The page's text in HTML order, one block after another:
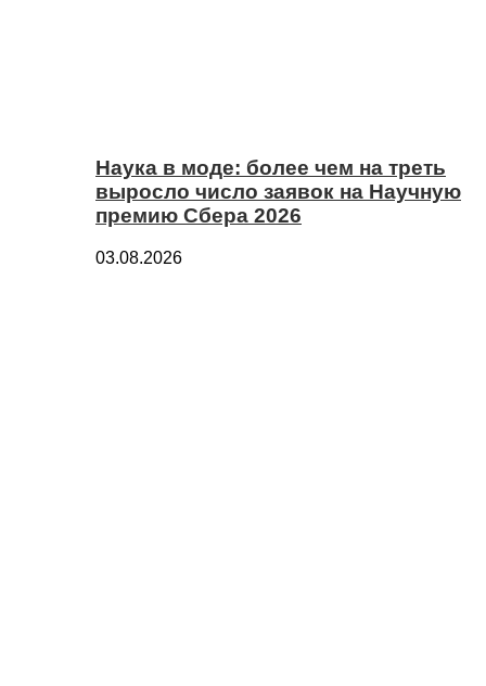
Наука в моде: более чем на треть
выросло число заявок на Научную
премию Сбера 2026
03.08.2026